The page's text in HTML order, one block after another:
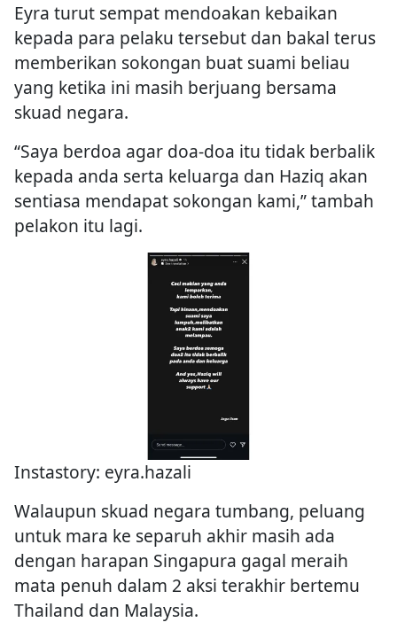
Eyra turut sempat mendoakan kebaikan
kepada para pelaku tersebut dan bakal terus
memberikan sokongan buat suami beliau
yang ketika ini masih berjuang bersama
skuad negara.
“Saya berdoa agar doa-doa itu tidak berbalik
kepada anda serta keluarga dan Haziq akan
sentiasa mendapat sokongan kami,” tambah
pelakon itu lagi.
Instastory: eyra.hazali
Walaupun skuad negara tumbang, peluang
untuk mara ke separuh akhir masih ada
dengan harapan Singapura gagal meraih
mata penuh dalam 2 aksi terakhir bertemu
Thailand dan Malaysia.